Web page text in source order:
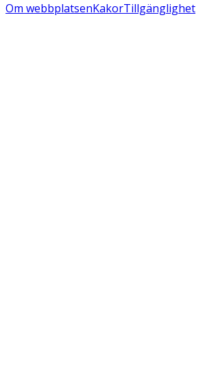
Om webbplatsenKakorTillgänglighet